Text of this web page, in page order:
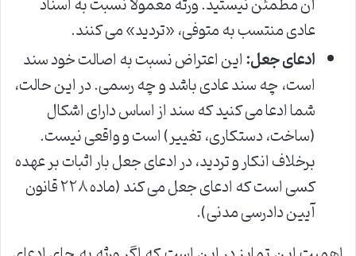
عادی منتسب به متوفی، «تردید» می کنند.
ادعای جعل:این اعتراض نسبت به اصالت خود سند
است، چه سند عادی باشد و چه رسمی. در این حالت،
شما ادعا می کنید که سند از اساس دارای اشکال
(ساخت، دستکاری، تغییر) است و واقعی نیست.
برخلاف انکار و تردید، در ادعای جعل بار اثبات بر عهده
کسی است که ادعای جعل می کند (ماده ۲۲۸ قانون
آیین دادرسی مدنی).